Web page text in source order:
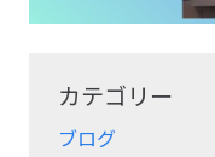
カテゴリー
ブログ